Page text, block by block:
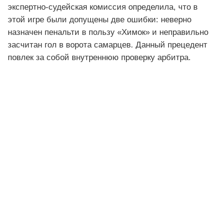
экспертно-судейская комиссия определила, что в
этой игре были допущены две ошибки: неверно
назначен пенальти в пользу «Химок» и неправильно
засчитан гол в ворота самарцев. Данный прецедент
повлек за собой внутреннюю проверку арбитра.